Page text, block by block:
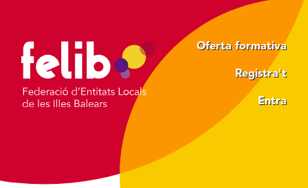
contingut
Oferta formativa
Registra't
Entra